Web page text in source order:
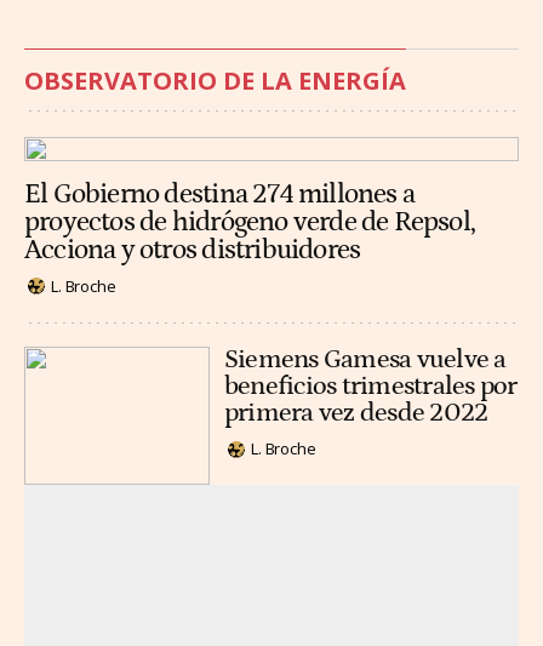
OBSERVATORIO DE LA ENERGÍA
El Gobierno destina 274 millones a
proyectos de hidrógeno verde de Repsol,
Acciona y otros distribuidores
L. Broche
Siemens Gamesa vuelve a
beneficios trimestrales por
primera vez desde 2022
L. Broche